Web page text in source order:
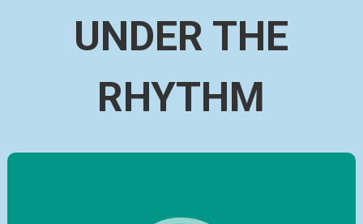
UNDER THE
RHYTHM